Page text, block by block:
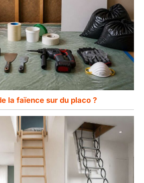
la faïence sur du placo ?